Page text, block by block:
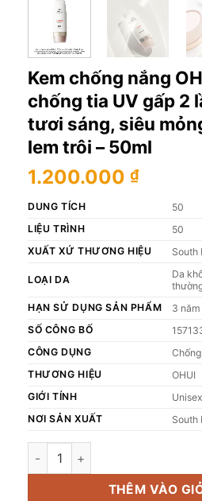
Kem chống nắng
chống tia UV gấp 2
tươi sáng, siêu
lem trôi – 50ml
1.200.000 ₫
DUNG TÍCH
50
LIỆU TRÌNH
50
XUẤT XỨ THƯƠNG HIỆU
South
LOẠI DA
Da
HẠN SỬ DỤNG SẢN PHẨM
3 năm
SỐ CÔNG BỐ
CÔNG DỤNG
THƯƠNG HIỆU
OHUI
GIỚI TÍNH
Unisex
NƠI SẢN XUẤT
South
Kem chống nắng OHUI UV
THÊM VÀO